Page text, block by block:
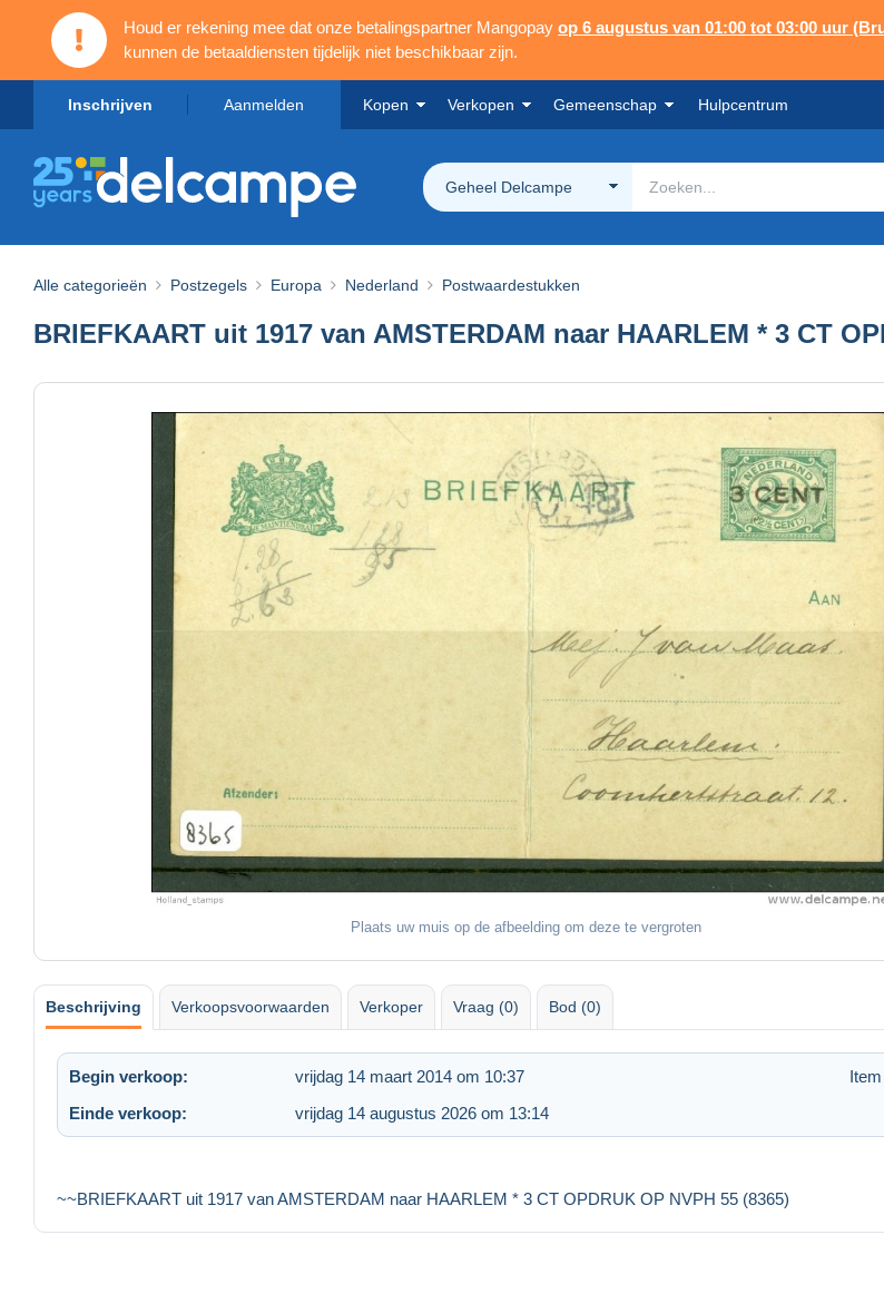
Houd er rekening mee dat onze betalingspartner Mangopay op 6 augustus van 01:00 tot 03:00 uur
kunnen de betaaldiensten tijdelijk niet beschikbaar zijn.
Inschrijven Aanmelden Kopen Verkopen Gemeenschap Hulpcentrum
Geheel Delcampe
Alle categorieën Postzegels Europa Nederland Postwaardestukken
BRIEFKAART uit 1917 van AMSTERDAM naar HAARLEM * 3 CT
Plaats uw muis op de afbeelding om deze te vergroten
Beschrijving Verkoopsvoorwaarden Verkoper Vraag (0) Bod (0)
Begin verkoop: vrijdag 14 maart 2014 om 10:37
Einde verkoop:
vrijdag 14 augustus 2026 om 13:14
~~BRIEFKAART uit 1917 van AMSTERDAM naar HAARLEM * 3 CT OPDRUK OP NVPH 55 (8365)